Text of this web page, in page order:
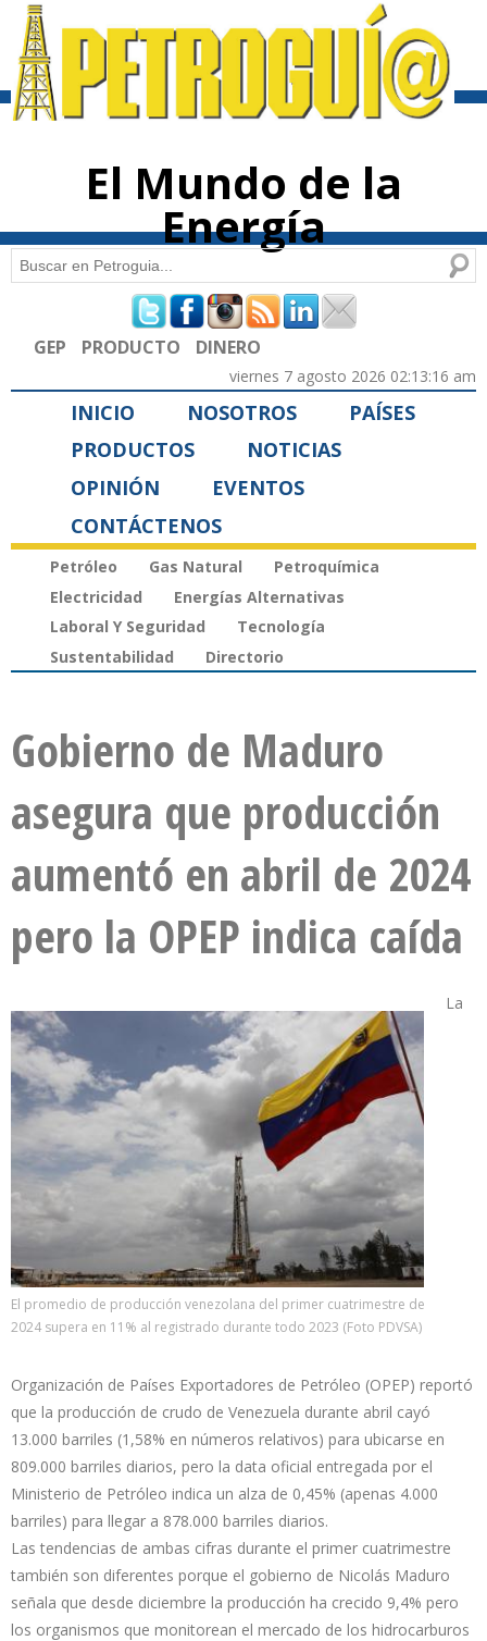
contenido
El Mundo de la
Energía
Formulario de búsqueda
Buscar
GEP PRODUCTO DINERO
viernes 7 agosto 2026 02:13:16 am
INICIO NOSOTROS
PAÍSES
PRODUCTOS
NOTICIAS
OPINIÓN
EVENTOS
CONTÁCTENOS
Petróleo Gas Natural
Petroquímica
Electricidad
Energías Alternativas
Laboral Y Seguridad
Tecnología
Sustentabilidad
Directorio
Gobierno de Maduro
asegura que producción
aumentó en abril de 2024
pero la OPEP indica caída
El promedio de producción venezolana del primer cuatrimestre de
2024 supera en 11% al registrado durante todo 2023 (Foto PDVSA)
La
Organización de Países Exportadores de Petróleo (OPEP) reportó
que la producción de crudo de Venezuela durante abril cayó
13.000 barriles (1,58% en números relativos) para ubicarse en
809.000 barriles diarios, pero la data oficial entregada por el
Ministerio de Petróleo indica un alza de 0,45% (apenas 4.000
barriles) para llegar a 878.000 barriles diarios.
Las tendencias de ambas cifras durante el primer cuatrimestre
también son diferentes porque el gobierno de Nicolás Maduro
señala que desde diciembre la producción ha crecido 9,4% pero
los organismos que monitorean el mercado de los hidrocarburos